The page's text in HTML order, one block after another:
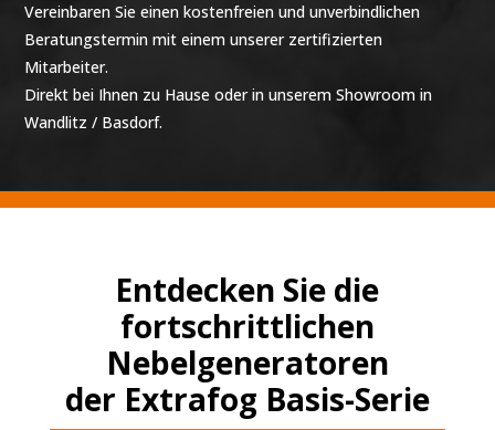
Vereinbaren Sie einen kostenfreien und unverbindlichen
Beratungstermin mit einem unserer zertifizierten
Mitarbeiter.
Direkt bei Ihnen zu Hause oder in unserem Showroom in
Wandlitz / Basdorf.
Entdecken Sie die
fortschrittlichen
Nebelgeneratoren
der Extrafog Basis-Serie